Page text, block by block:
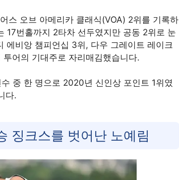
스 오브 아메리카 클래식(VOA) 2위를 기록하
17번홀까지 2타차 선두였지만 공동 2위로 눈
에비앙 챔피언십 3위, 다우 그레이트 레이크
어의 기대주로 자리매김했습니다.
중 한 명으로 2020년 신인상 포인트 1위였
다.
징크스를 벗어난 노예림